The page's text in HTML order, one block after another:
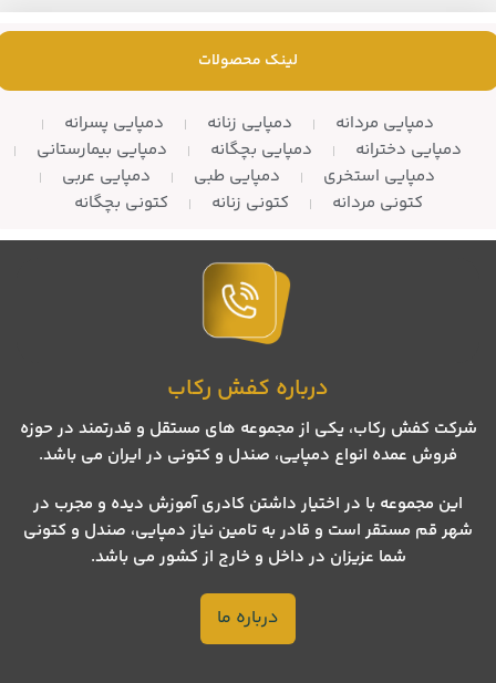
لینک محصولات
دمپایی مردانه دمپایی زنانه
دمپایی پسرانه
دمپایی دخترانه
دمپایی بچگانه
دمپایی بیمارستانی
دمپایی استخری
دمپایی طبی
دمپایی عربی
کتونی مردانه
کتونی زنانه کتونی بچگانه
درباره کفش رکاب
شرکت کفش رکاب، یکی از مجموعه های مستقل و قدرتمند در حوزه
فروش عمده انواع دمپایی، صندل و کتونی در ایران می باشد.
این مجموعه با در اختیار داشتن کادری آموزش دیده و مجرب در
شهر قم مستقر است و قادر به تامین نیاز دمپایی، صندل و کتونی
شما عزیزان در داخل و خارج از کشور می باشد.
درباره ما